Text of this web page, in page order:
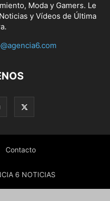
Moda y Gamers. Le
y Vídeos de Última
Contacto
6 NOTICIAS